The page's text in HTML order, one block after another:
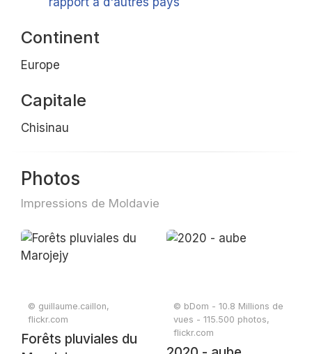
Continent
Europe
Capitale
Chisinau
Photos
Impressions de Moldavie
© guillaume.caillon,
flickr.com
Forêts pluviales du
© bDom - 10.8 Millions de
vues - 115.500 photos,
flickr.com